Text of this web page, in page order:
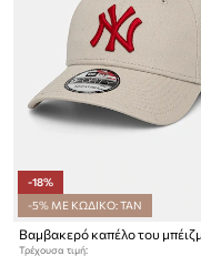
-18%
-5% ΜΕ ΚΩΔΙΚΟ: TAN
Τρέχουσα τιμή: